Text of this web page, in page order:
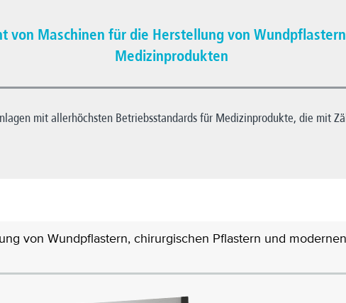
Maschinen für die Herstellung von
Medizinprodukten
mit allerhöchsten Betriebsstandards für Medizinprodukte, die mit
von Wundpflastern, chirurgischen Pflastern und modernen